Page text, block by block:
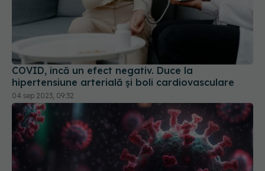
COVID, încă un efect negativ. Duce la
hipertensiune arterială și boli cardiovasculare
04 sep 2023, 09:32